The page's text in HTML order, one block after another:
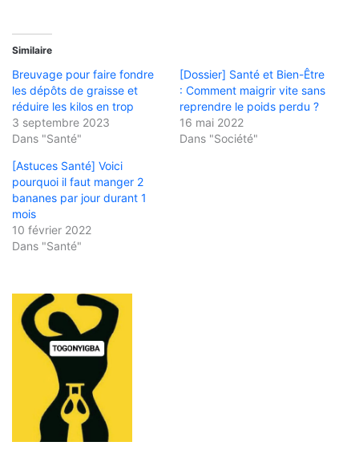
Similaire
Breuvage pour faire fondre
les dépôts de graisse et
réduire les kilos en trop
3 septembre 2023
Dans "Santé"
[Dossier] Santé et Bien-Être
: Comment maigrir vite sans
reprendre le poids perdu ?
16 mai 2022
Dans "Société"
[Astuces Santé] Voici
pourquoi il faut manger 2
bananes par jour durant 1
mois
10 février 2022
Dans "Santé"